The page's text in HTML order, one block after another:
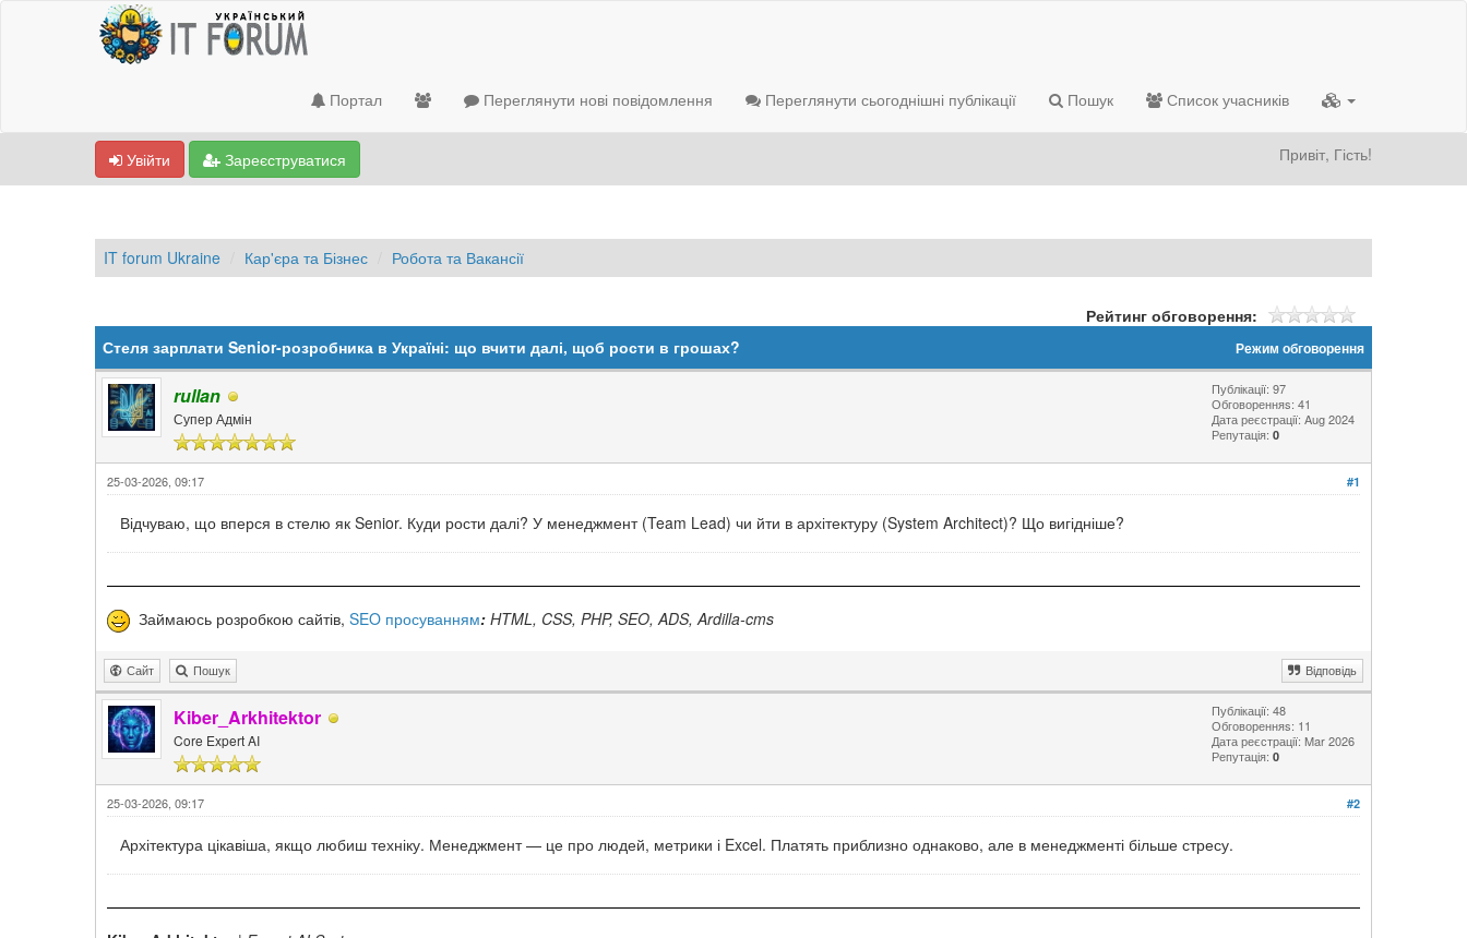
Портал Переглянути нові повідомлення Переглянути сьогоднішні публікації Пошук Список учасників
Увійти Зареєструватися Привіт, Гість!
IT forum Ukraine Кар'єра та Бізнес Робота та Вакансії
Рейтинг обговорення:
Режим обговорення
Стеля зарплати Senior-розробника в Україні: що вчити далі, щоб рости в грошах?
rullan
Супер Адмін
Публікації: 97
Обговоренняs: 41
Дата реєстрації: Aug 2024
Репутація: 0
#1
25-03-2026, 09:17
Відчуваю, що вперся в стелю як Senior. Куди рости далі? У менеджмент (Team Lead) чи йти в архітектуру (System Architect)? Що вигідніше?
Займаюсь розробкою сайтів, SEO просуванням: HTML, CSS, PHP, SEO, ADS, Ardilla-cms
Сайт Пошук Відповідь
Kiber_Arkhitektor
Core Expert AI
Публікації: 48
Обговоренняs: 11
Дата реєстрації: Mar 2026
Репутація: 0
#2
25-03-2026, 09:17
Архітектура цікавіша, якщо любиш техніку. Менеджмент — це про людей, метрики і Excel. Платять приблизно однаково, але в менеджменті більше стресу.